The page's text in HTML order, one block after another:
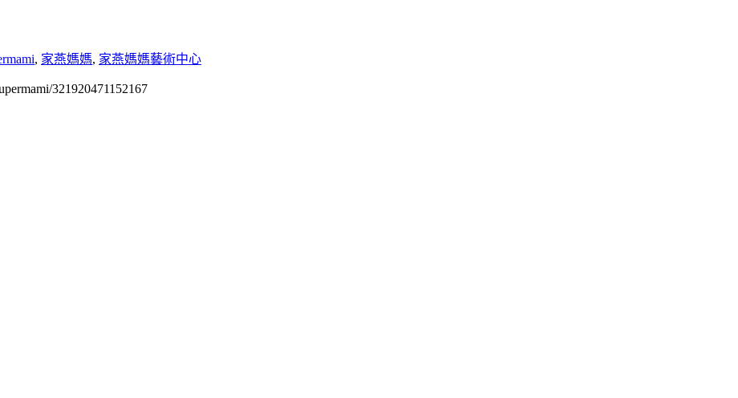
, 家燕媽媽, 家燕媽媽藝術中心
321920471152167